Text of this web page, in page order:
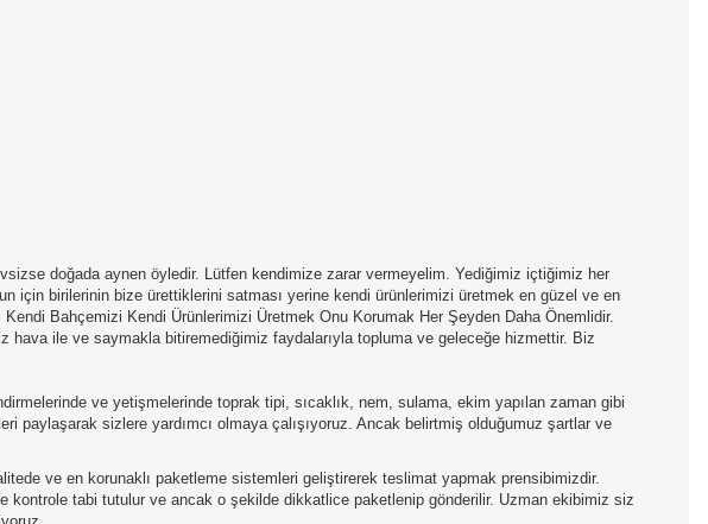
doğada aynen öyledir. Lütfen kendimize zarar vermeyelim. Yediğimiz içtiğimiz her
için birilerinin bize ürettiklerini satması yerine kendi ürünlerimizi üretmek en güzel ve en
Kendi Bahçemizi Kendi Ürünlerimizi Üretmek Onu Korumak Her Şeyden Daha Önemlidir.
ile ve saymakla bitiremediğimiz faydalarıyla topluma ve geleceğe hizmettir. Biz
ve yetişmelerinde toprak tipi, sıcaklık, nem, sulama, ekim yapılan zaman gibi
paylaşarak sizlere yardımcı olmaya çalışıyoruz. Ancak belirtmiş olduğumuz şartlar ve
ve en korunaklı paketleme sistemleri geliştirerek teslimat yapmak prensibimizdir.
kontrole tabi tutulur ve ancak o şekilde dikkatlice paketlenip gönderilir. Uzman ekibimiz siz